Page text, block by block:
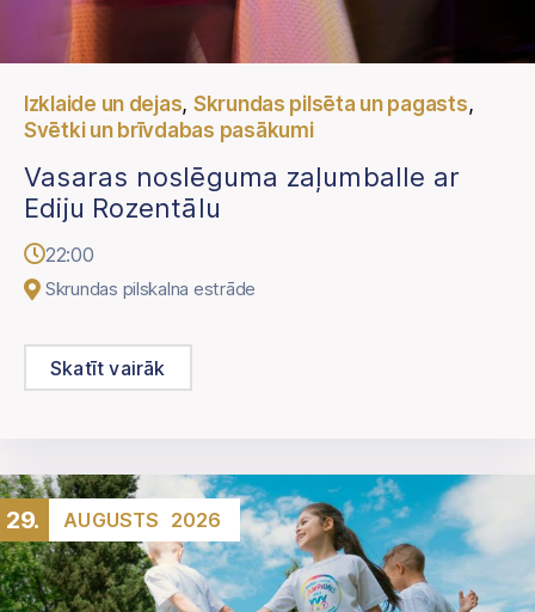
Izklaide un dejas, Skrundas pilsēta un pagasts,
Svētki un brīvdabas pasākumi
Vasaras noslēguma zaļumballe ar
Ediju Rozentālu
22:00
Skrundas pilskalna estrāde
Skatīt vairāk
29. AUGUSTS 2026